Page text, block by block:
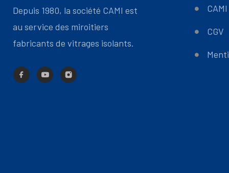
Depuis 1980, la société CAMI est
au service des miroitiers
fabricants de vitrages isolants.
CGV